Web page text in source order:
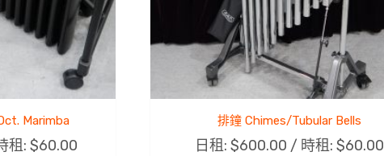
Marimba
租: $60.00
排鐘 Chimes/Tubular Bells
日租:$600.00 / 時租:$60.00